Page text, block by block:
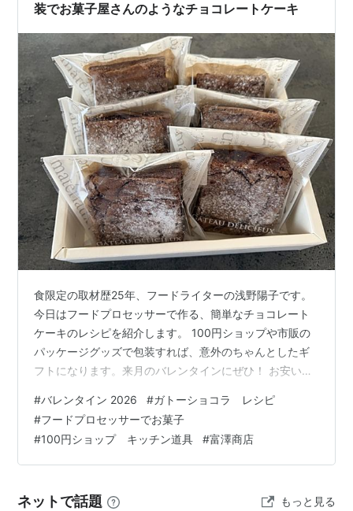
装でお菓子屋さんのようなチョコレートケーキ
食限定の取材歴25年、フードライターの浅野陽子です。
今日はフードプロセッサーで作る、簡単なチョコレート
ケーキのレシピを紹介します。 100円ショップや市販の
パッケージグッズで包装すれば、意外のちゃんとしたギ
フトになります。来月のバレンタインにぜひ！ お安いパ
ますが、お店で良さそうなサイズを先に探しておきまし
た 毎回お土産交換するのが慣習になっている集まりがあ
り、今回は買わないで手作りしてみました。 令和の今
は、100円ショップや富澤商店のお菓子用プレゼント包装
フトにして人に差し上げてもよさそ…
#バレンタイン 2026 #ガトーショコラ レシピ
#フードプロセッサーでお菓子
#100円ショップ キッチン道具 #富澤商店
ネットで話題 もっと見る